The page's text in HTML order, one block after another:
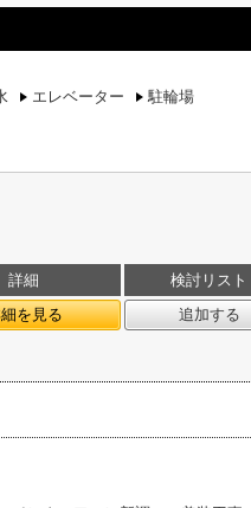
エレベーター 駐輪場
詳細
検討リスト
を見る
追加する